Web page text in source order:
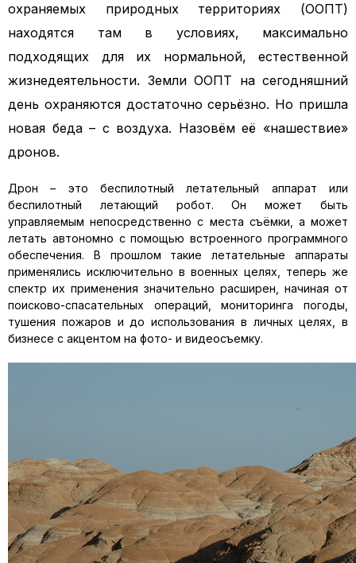
охраняемых природных территориях (ООПТ)
находятся там в условиях, максимально
подходящих для их нормальной, естественной
жизнедеятельности. Земли ООПТ на сегодняшний
день охраняются достаточно серьёзно. Но пришла
новая беда – с воздуха. Назовём её «нашествие»
дронов.
Дрон – это беспилотный летательный аппарат или
беспилотный летающий робот. Он может быть
управляемым непосредственно с места съёмки, а может
летать автономно с помощью встроенного программного
обеспечения. В прошлом такие летательные аппараты
применялись исключительно в военных целях, теперь же
спектр их применения значительно расширен, начиная от
поисково-спасательных операций, мониторинга погоды,
тушения пожаров и до использования в личных целях, в
бизнесе с акцентом на фото- и видеосъемку.